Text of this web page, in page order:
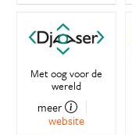
Met oog voor de
wereld
meer
website